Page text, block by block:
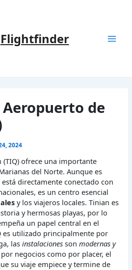
Flightfinder
de
2024
(TIQ) ofrece una importante
del Norte. Aunque es
directamente conectado con
es un centro esencial
y los viajeros locales. Tinian es
y hermosas playas, por lo
un papel central en el
es utilizado principalmente por
lasinstalaciones sonmodernas y
negocios como por placer, el
su viaje empiece y termine de